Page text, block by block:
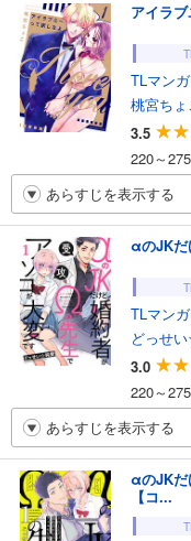
アイラ
TLマンガ
桃宮ちょ
3.5
220～
あらすじを表示する
αのJKだ
TLマンガ
どっせ
3.0
220～
あらすじを表示する
αのJKだ
【コ...